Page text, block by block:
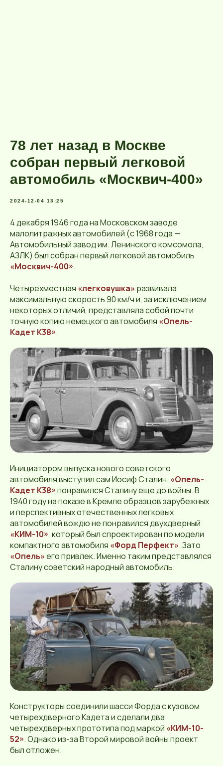
78 лет назад в Москве
собран первый легковой
автомобиль «Москвич-400»
2024-12-04 13:25
4 декабря 1946 года на Московском заводе
малолитражных автомобилей (с 1968 года —
Автомобильный завод им. Ленинского комсомола,
АЗЛК) был собран первый легковой автомобиль
«Москвич-400».
Четырехместная «легковушка» развивала
максимальную скорость 90 км/ч и, за исключением
некоторых отличий, представляла собой почти
точную копию немецкого автомобиля «Опель-
Кадет К38».
Инициатором выпуска нового советского
автомобиля выступил сам Иосиф Сталин. «Опель-
Кадет К38»понравился Сталину еще до войны. В
1940 году на показе в Кремле образцов зарубежных
и перспективных отечественных легковых
автомобилей вождю не понравился двухдверный
«КИМ-10», который был спроектирован по модели
компактного автомобиля «Форд Перфект». Зато
«Опель»его привлек. Именно таким представлялся
Сталину советский народный автомобиль.
Конструкторы соединили шасси Форда с кузовом
четырехдверного Кадета и сделали два
четырехдверных прототипа под маркой «КИМ-10-
52». Однако из-за Второй мировой войны проект
был отложен.